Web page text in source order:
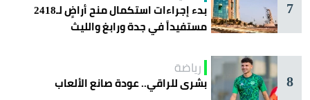
7
بدء إجراءات استكمال منح أراضٍ لـ2418
مستفيداً في جدة ورابغ والليث
8
رياضة
بشرى للراقي.. عودة صانع الألعاب